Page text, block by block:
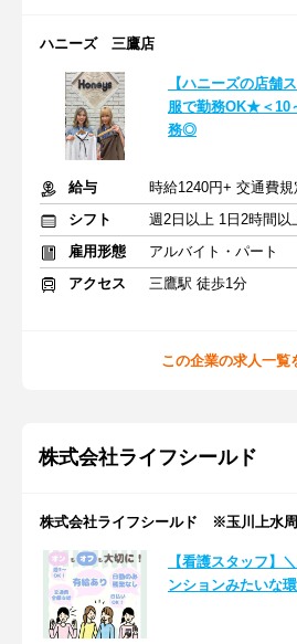
ハニーズ 三鷹店
【ハニーズの店舗
服で勤務OK★＜10
務◎
給与
時給1240円+ 交通費
シフト
雇用形態
アルバイト・パート
アクセス
三鷹駅 徒歩1分
この企業の求人一覧
株式会社ライフシールド
株式会社ライフシールド ※玉川上水周
【看護スタッフ】
ンションみたいな